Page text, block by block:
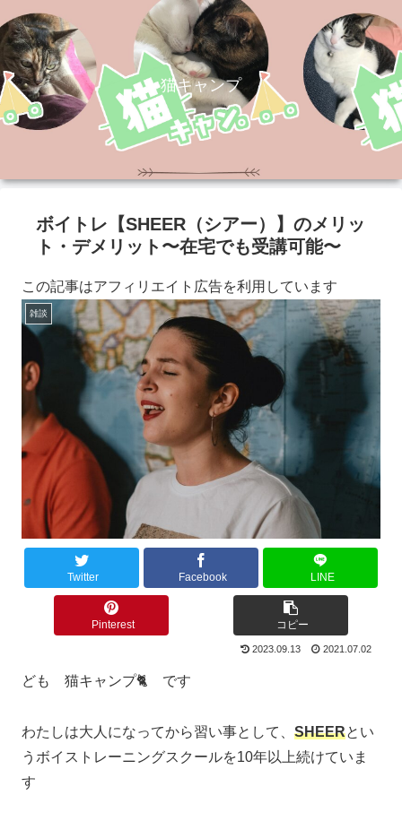
猫キャンプ
ボイトレ【SHEER（シアー）】のメリッ
ト・デメリット〜在宅でも受講可能〜
この記事はアフィリエイト広告を利用しています
雑談
Twitter Facebook LINE
Pinterest コピー
2023.09.13 2021.07.02
ども 猫キャンプ🐈 です
わたしは大人になってから習い事として、 SHEERとい
うボイストレーニングスクールを10年以上続けていま
す